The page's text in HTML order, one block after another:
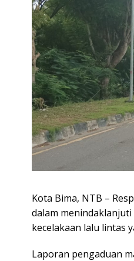
Kota Bima, NTB –
dalam
kecelakaan lalu lintas
Laporan pengaduan